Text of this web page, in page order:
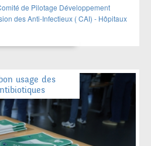
de Pilotage Développement
des Anti-Infectieux ( CAI) - Hôpitaux
usage des